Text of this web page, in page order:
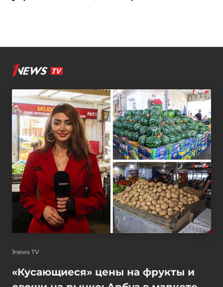
1news TV
«Кусающиеся» цены на фрукты и